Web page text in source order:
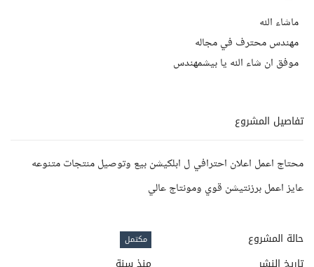
ماشاء الله
مهندس محترف في مجاله
موفق ان شاء الله يا بيشمهندس
تفاصيل المشروع
محتاج اعمل اعلان احترافي ل ابلكيشن بيع وتوصيل منتجات متنوعه
عايز اعمل برزنتيشن قوي ومونتاج عالي
حالة المشروع مكتمل